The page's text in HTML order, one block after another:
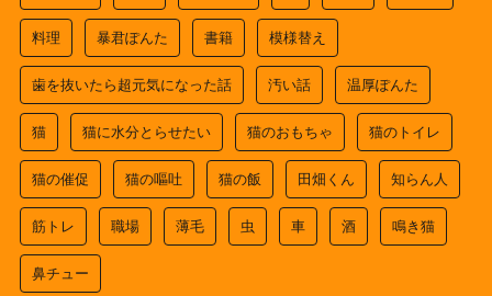
料理 暴君ぽんた 書籍 模様替え
歯を抜いたら超元気になった話 汚い話 温厚ぽんた
猫 猫に水分とらせたい 猫のおもちゃ 猫のトイレ
猫の催促 猫の嘔吐 猫の飯 田畑くん 知らん人
筋トレ 職場 薄毛 虫 車 酒 鳴き猫
鼻チュー